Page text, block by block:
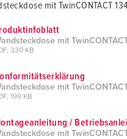
mit TwinCONTACT
mit
330 KB
mit
199 KB
/
mit